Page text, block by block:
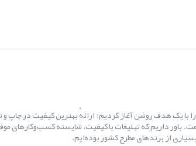
مهرگان از سال ۱۳۸۷ کارمان را با یک هدف روشن آغاز کردیم: ارائهٔ بهترین کیفیت در
باور داریم که تبلیغات با کیفیت، شایستهٔ کسب‌وکارهای